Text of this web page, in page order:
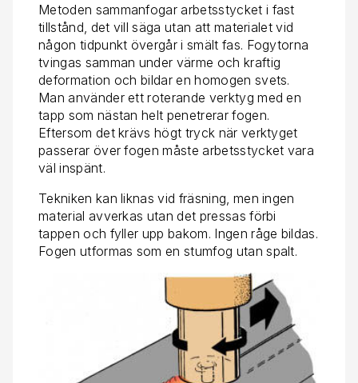
Metoden sammanfogar arbetsstycket i fast
tillstånd, det vill säga utan att materialet vid
någon tidpunkt övergår i smält fas. Fogytorna
tvingas samman under värme och kraftig
deformation och bildar en homogen svets.
Man använder ett roterande verktyg med en
tapp som nästan helt penetrerar fogen.
Eftersom det krävs högt tryck när verktyget
passerar över fogen måste arbetsstycket vara
väl inspänt.
Tekniken kan liknas vid fräsning, men ingen
material avverkas utan det pressas förbi
tappen och fyller upp bakom. Ingen råge bildas.
Fogen utformas som en stumfog utan spalt.